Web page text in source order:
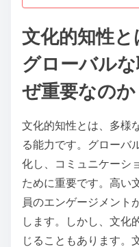
文化的知性
グローバル
ぜ重要なのか
文化的知性とは、多様
る能力です。グローバ
化し、コミュニケーシ
ために重要です。高い
員のエンゲージメント
します。しかし、文化
じることもあります。